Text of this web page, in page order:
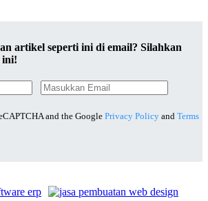
artikel seperti ini di email? Silahkan
ini!
and the Google Privacy Policy and Terms